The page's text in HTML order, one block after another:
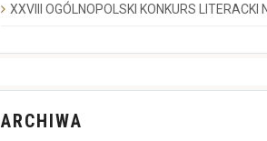
XXVIII OGÓLNOPOLSKI KONKURS
ARCHIWA